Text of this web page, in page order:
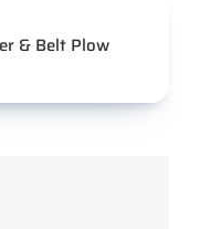
& Belt Plow